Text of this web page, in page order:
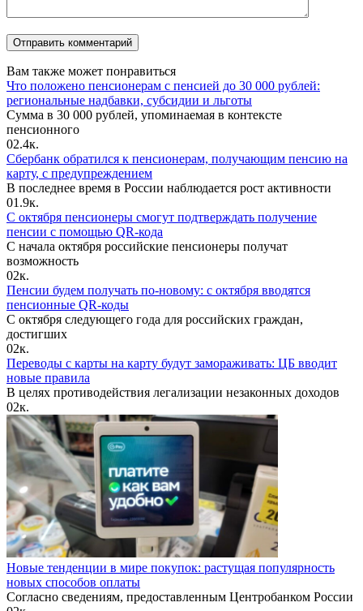
Вам также может понравиться
Что положено пенсионерам с пенсией до 30 000 рублей:
региональные надбавки, субсидии и льготы
Сумма в 30 000 рублей, упоминаемая в контексте
пенсионного
02.4к.
Сбербанк обратился к пенсионерам, получающим пенсию на
карту, с предупреждением
В последнее время в России наблюдается рост активности
01.9к.
С октября пенсионеры смогут подтверждать получение
пенсии с помощью QR-кода
С начала октября российские пенсионеры получат
возможность
02к.
Пенсии будем получать по-новому: с октября вводятся
пенсионные QR-коды
С октября следующего года для российских граждан,
достигших
02к.
Переводы с карты на карту будут замораживать: ЦБ вводит
новые правила
В целях противодействия легализации незаконных доходов
02к.
Новые тенденции в мире покупок: растущая популярность
новых способов оплаты
Согласно сведениям, предоставленным Центробанком России